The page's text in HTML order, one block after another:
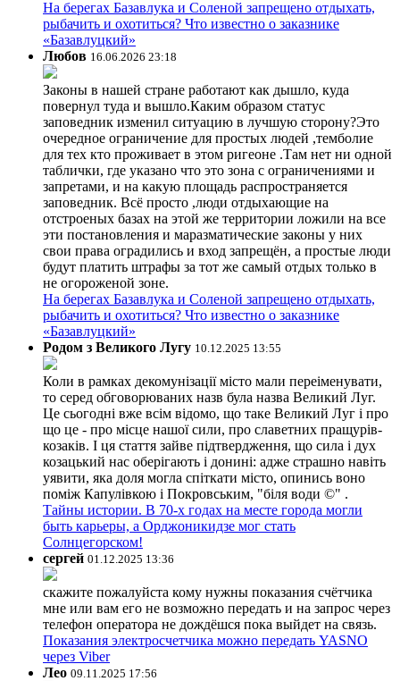
На берегах Базавлука и Соленой запрещено отдыхать,
рыбачить и охотиться? Что известно о заказнике
«Базавлуцкий»
Любов 16.06.2026 23:18
Законы в нашей стране работают как дышло, куда
повернул туда и вышло.Каким образом статус
заповедник изменил ситуацию в лучшую сторону?Это
очередное ограничение для простых людей ,темболие
для тех кто проживает в этом ригеоне .Там нет ни одной
таблички, где указано что это зона с ограничениями и
запретами, и на какую площадь распространяется
заповедник. Всё просто ,люди отдыхающие на
отстроеных базах на этой же территории ложили на все
эти постановления и маразматические законы у них
свои права оградились и вход запрещён, а простые люди
будут платить штрафы за тот же самый отдых только в
не огороженой зоне.
На берегах Базавлука и Соленой запрещено отдыхать,
рыбачить и охотиться? Что известно о заказнике
«Базавлуцкий»
Родом з Великого Лугу 10.12.2025 13:55
Коли в рамках декомунізації місто мали переіменувати,
то серед обговорюваних назв була назва Великий Луг.
Це сьогодні вже всім відомо, що таке Великий Луг і про
що це - про місце нашої сили, про славетних пращурів-
козаків. І ця стаття зайве підтвердження, що сила і дух
козацький нас оберігають і донині: адже страшно навіть
уявити, яка доля могла спіткати місто, опинись воно
поміж Капулівкою і Покровським, "біля води ©" .
Тайны истории. В 70-х годах на месте города могли
быть карьеры, а Орджоникидзе мог стать
Солнцегорском!
сергей 01.12.2025 13:36
скажите пожалуйста кому нужны показания счётчика
мне или вам его не возможно передать и на запрос через
телефон оператора не дождёшся пока выйдет на связь.
Показания электросчетчика можно передать YASNO
через Viber
Лео 09.11.2025 17:56